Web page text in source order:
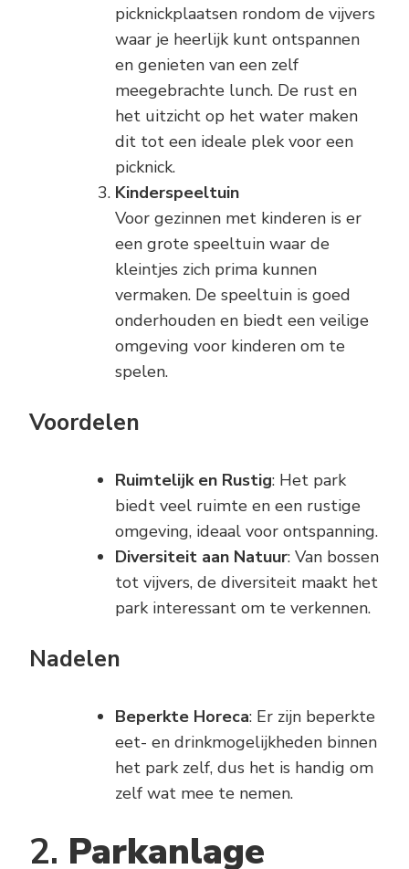
picknickplaatsen rondom de vijvers
waar je heerlijk kunt ontspannen
en genieten van een zelf
meegebrachte lunch. De rust en
het uitzicht op het water maken
dit tot een ideale plek voor een
picknick.
Kinderspeeltuin
Voor gezinnen met kinderen is er
een grote speeltuin waar de
kleintjes zich prima kunnen
vermaken. De speeltuin is goed
onderhouden en biedt een veilige
omgeving voor kinderen om te
spelen.
Voordelen
Ruimtelijk en Rustig: Het park
biedt veel ruimte en een rustige
omgeving, ideaal voor ontspanning.
Diversiteit aan Natuur: Van bossen
tot vijvers, de diversiteit maakt het
park interessant om te verkennen.
Nadelen
Beperkte Horeca: Er zijn beperkte
eet- en drinkmogelijkheden binnen
het park zelf, dus het is handig om
zelf wat mee te nemen.
2. Parkanlage